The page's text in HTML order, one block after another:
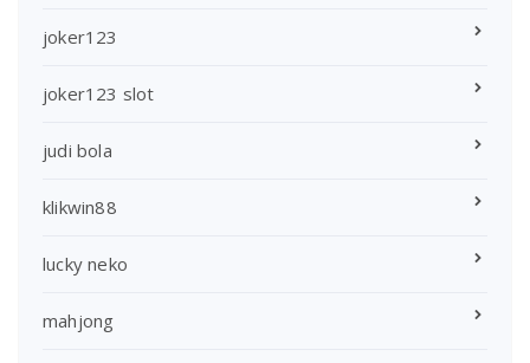
joker123
joker123 slot
judi bola
klikwin88
lucky neko
mahjong